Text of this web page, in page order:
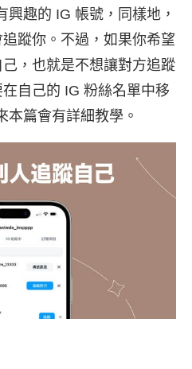
趣的 IG 帳號，同樣地，
蹤你。不過，如果你希望
，也就是不想讓對方追蹤
自己的 IG 粉絲名單中移
本篇會有詳細教學。